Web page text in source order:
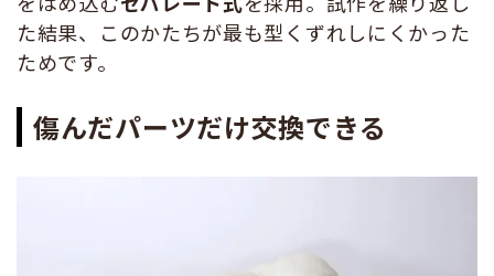
た結果、このかたちが最も型くずれしにくかった
ためです。
傷んだパーツだけ交換できる